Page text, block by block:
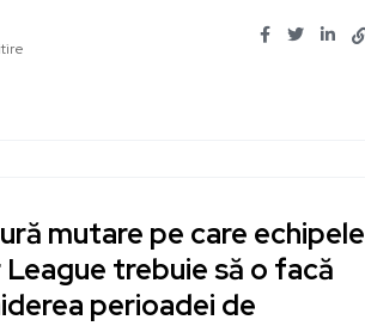
mutare pe care echipele
trebuie să o facă
perioadei de